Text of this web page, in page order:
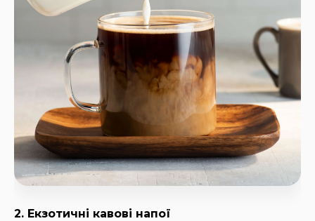
2. Екзотичні кавові напої